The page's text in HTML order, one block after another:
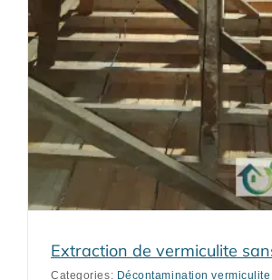
Extraction de vermiculite
Categories: Décontamination